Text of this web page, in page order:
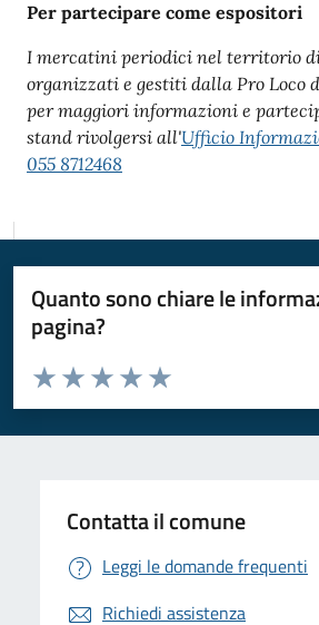
Per partecipare come espositori
I mercatini periodici nel territorio
organizzati e gestiti dalla Pro Loco
per maggiori informazioni e
stand rivolgersi all'Ufficio
055 8712468
Quanto sono chiare le
pagina?
Valuta da 1 a 5 stelle la pagina
Valuta 5 stelle su 5
Valuta 4 stelle su 5
Valuta 3 stelle su 5
Valuta 2 stelle su 5
Valuta 1 stelle su 5
Contatta il comune
Leggi le domande frequenti
Richiedi assistenza